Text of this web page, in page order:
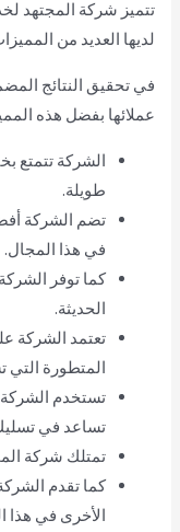
تتميز شركة المجتهد
لديها العديد من
في تحقيق النتائج
عملائها بفضل هذه
الشركة تتمتع
طويلة.
تضم الشركة
في هذا المجال.
كما توفر
الحديثة.
تعتمد الشركة
المتطورة التي
تستخدم الشركة
تساعد في
تمتلك شركة
كما تقدم
الأخرى في هذا